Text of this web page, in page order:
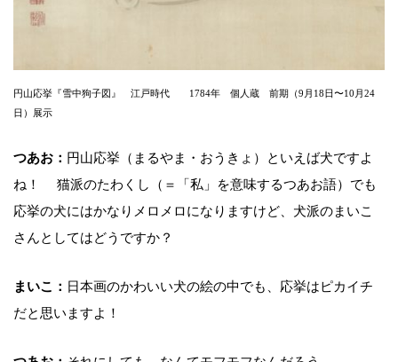
円山応挙『雪中狗子図』 江戸時代 1784年 個人蔵 前期（9月18日〜10月24
日）展示
つあお： 円山応挙（まるやま・おうきょ）といえば犬ですよ
ね！ 猫派のたわくし（＝「私」を意味するつあお語）でも
応挙の犬にはかなりメロメロになりますけど、犬派のまいこ
さんとしてはどうですか？
まいこ： 日本画のかわいい犬の絵の中でも、応挙はピカイチ
だと思いますよ！